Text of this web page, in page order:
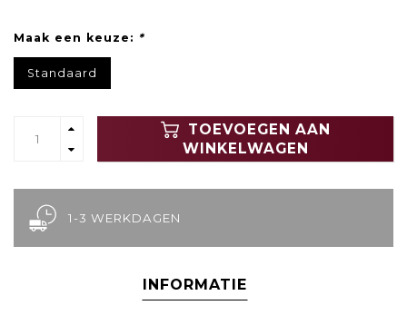
Maak een keuze: *
Standaard
TOEVOEGEN AAN
WINKELWAGEN
1-3 WERKDAGEN
INFORMATIE